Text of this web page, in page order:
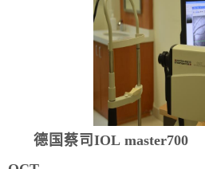
德国蔡司IOL master700